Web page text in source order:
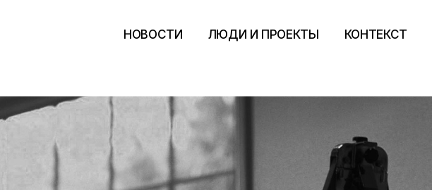
НОВОСТИ ЛЮДИ И ПРОЕКТЫ КОНТЕКСТ